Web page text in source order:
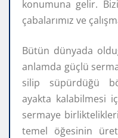
konumuna gelir.
çabalarımız ve
Bütün dünyada
anlamda güçlü
silip süpürdüğü
ayakta kalabilmesi
sermaye birliktelikleri
temel öğesinin